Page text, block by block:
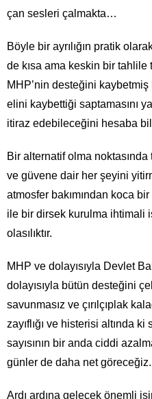
çan sesleri çalmakta…
Böyle bir ayrılığın pratik
de kısa ama keskin bir
MHP’nin desteğini
elini kaybettiği saptamasını
itiraz edebileceğini hesaba
Bir alternatif olma noktasında
ve güvene dair her şeyini
atmosfer bakımından koca
ile bir dirsek kurulma ihtimali
olasılıktır.
MHP ve dolayısıyla Devlet
dolayısıyla bütün desteğini
savunmasız ve çırılçıplak
zayıflığı ve histerisi altında ki
sayısının bir anda ciddi
günler de daha net göreceğiz.
Ardı ardına gelecek önemli